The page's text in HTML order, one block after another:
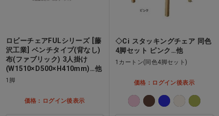
ロビーチェアFULシリーズ [藤
沢工業] ベンチタイプ(背なし)
布(ファブリック) 3人掛け
(W1510×D500×H410mm)…他
1脚
価格：ログイン後表示
◇Ci スタッキングチェア 同色
4脚セット ピンク…他
1カートン(同色4脚セット)
価格：ログイン後表示